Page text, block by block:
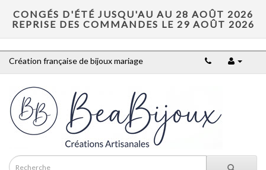
CONGÉS D'ÉTÉ JUSQU'AU AU 28 AOÛT 2026
REPRISE DES COMMANDES LE 29 AOÛT 2026
Création française de bijoux mariage